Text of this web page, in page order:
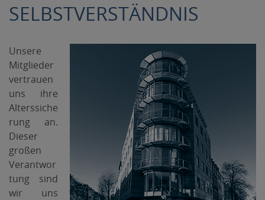
SELBSTVERSTÄNDNIS
Unsere
Mitglieder
vertrauen
uns ihre
Alterssiche
rung an.
Dieser
großen
Verantwor
tung sind
wir uns